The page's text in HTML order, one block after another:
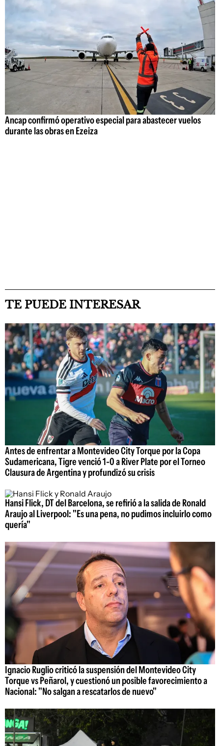
Ancap confirmó operativo especial para abastecer vuelos
durante las obras en Ezeiza
TE PUEDE INTERESAR
Antes de enfrentar a Montevideo City Torque por la Copa
Sudamericana, Tigre venció 1-0 a River Plate por el Torneo
Clausura de Argentina y profundizó su crisis
Hansi Flick, DT del Barcelona, se refirió a la salida de Ronald
Araujo al Liverpool: "Es una pena, no pudimos incluirlo como
quería"
Ignacio Ruglio criticó la suspensión del Montevideo City
Torque vs Peñarol, y cuestionó un posible favorecimiento a
Nacional: "No salgan a rescatarlos de nuevo"